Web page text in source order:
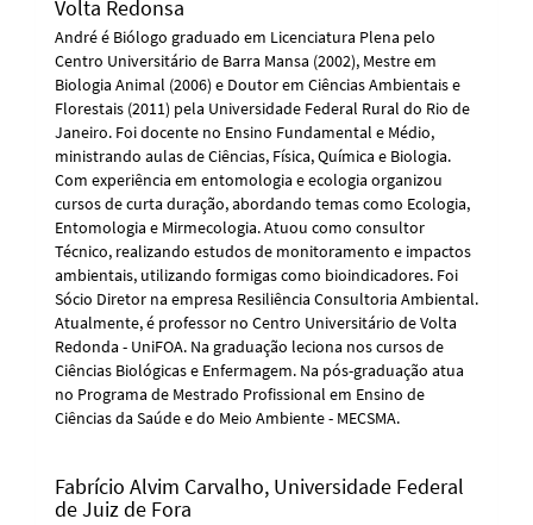
Volta Redonsa
André é Biólogo graduado em Licenciatura Plena pelo
Centro Universitário de Barra Mansa (2002), Mestre em
Biologia Animal (2006) e Doutor em Ciências Ambientais e
Florestais (2011) pela Universidade Federal Rural do Rio de
Janeiro. Foi docente no Ensino Fundamental e Médio,
ministrando aulas de Ciências, Física, Química e Biologia.
Com experiência em entomologia e ecologia organizou
cursos de curta duração, abordando temas como Ecologia,
Entomologia e Mirmecologia. Atuou como consultor
Técnico, realizando estudos de monitoramento e impactos
ambientais, utilizando formigas como bioindicadores. Foi
Sócio Diretor na empresa Resiliência Consultoria Ambiental.
Atualmente, é professor no Centro Universitário de Volta
Redonda - UniFOA. Na graduação leciona nos cursos de
Ciências Biológicas e Enfermagem. Na pós-graduação atua
no Programa de Mestrado Profissional em Ensino de
Ciências da Saúde e do Meio Ambiente - MECSMA.
Fabrício Alvim Carvalho, Universidade Federal
de Juiz de Fora